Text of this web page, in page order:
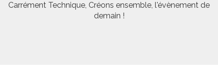
Carrément Technique, Créons ensemble, l'évènement de
demain !